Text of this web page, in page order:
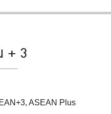
+ 3
ASEAN Plus